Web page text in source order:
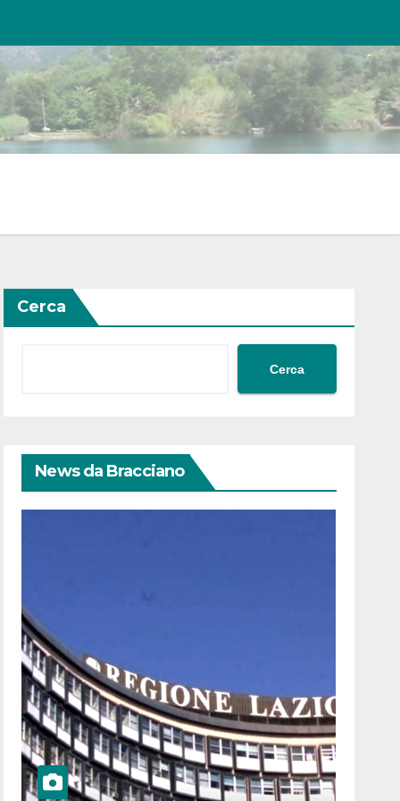
Cerca
Cerca
News da Bracciano